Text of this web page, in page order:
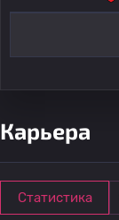
Карьера
Статистика